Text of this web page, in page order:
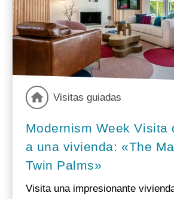
Visitas guiadas
Modernism Week Visita
a una vivienda: «The
Twin Palms»
Visita una impresionante